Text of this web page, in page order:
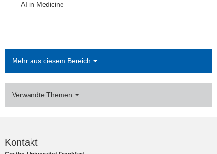
AI in Medicine
Mehr aus diesem Bereich
Verwandte Themen
Kontakt